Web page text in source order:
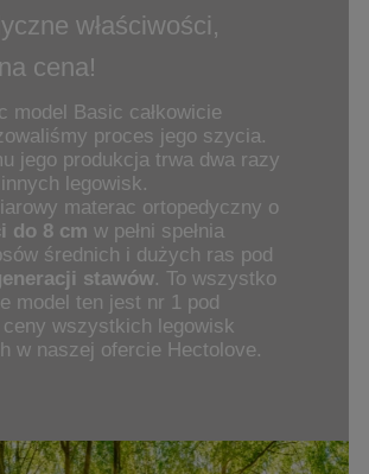
właściwości,
cena!
model Basic całkowicie
proces jego szycia.
jego produkcja trwa dwa razy
legowisk.
materac ortopedyczny o
do 8 cm w pełni spełnia
średnich i dużych ras pod
stawów. To wszystko
model ten jest nr 1 pod
wszystkich legowisk
w naszej ofercie Hectolove.